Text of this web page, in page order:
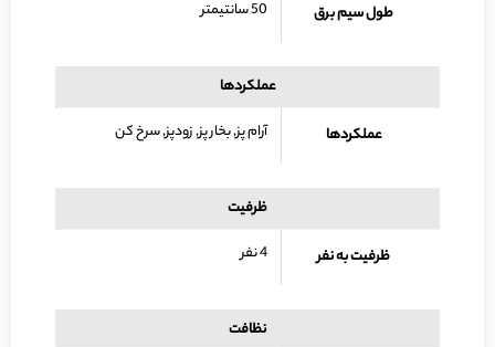
طول سیم برق 50 سانتیمتر
عملکردها
عملکردها آرام پز, بخار پز, زودپز, سرخ کن
ظرفیت
ظرفیت به نفر 4 نفر
نظافت